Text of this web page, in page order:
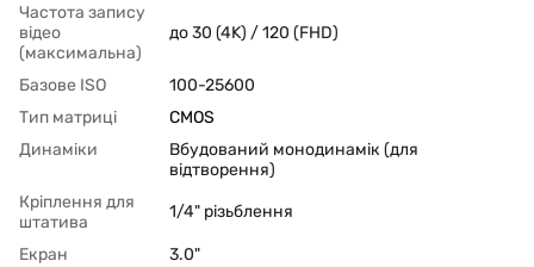
Частота запису
відео
(максимальна)
до 30 (4K) / 120 (FHD)
Базове ISO
100-25600
Тип матриці
CMOS
Динаміки
Вбудований монодинамік (для
відтворення)
Кріплення для
штатива
1/4" різьблення
Екран
3.0"